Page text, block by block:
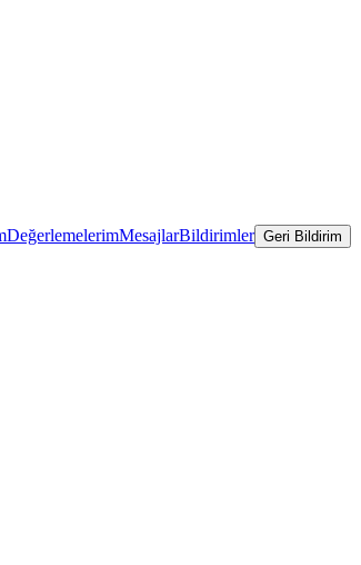
DeğerlemelerimMesajlarBildirimler Geri Bildirim